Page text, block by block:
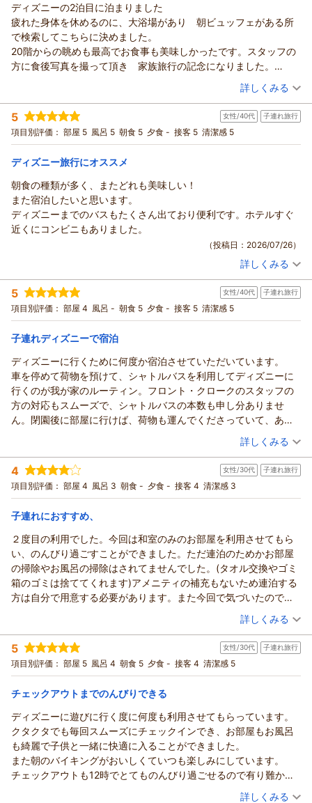
またのご利用をスタッフ一同､心よりお待ち申し上げておりま
す｡
Thank you very much for staying with us.We are delighted to
hear your compliments regarding our breakfast, the
spaciousness of your room, and the shuttle bus service.
However, we sincerely apologize for failing to meet your
expectations regarding the service provided by our front
We take your feedback seriously and are committed to
improving our service to ensure a more pleasant experience
for our guests.
Thank you for sharing your valuable feedback. We look
forward to welcoming you back in the future.
ディズニーの2泊目に泊まりました
疲れた身体を休めるのに、大浴場があり 朝ビュッフェがある所
で検索してこちらに決めました。
20階からの眺めも最高でお食事も美味しかったです。スタッフの
方に食後写真を撮って頂き 家族旅行の記念になりました。
費用もリーズナブルで また泊まりたいホテルです。（投稿日：2026/07/26）
宿泊時期： 2026年05月宿泊 (家族旅行)
投稿者： あけちゃんさん
宿泊プラン： 【じゃらん限定】じゃらんアワード2024売れた宿大賞！大浴
場1泊無料券付プラン(朝食付き）
その他 朝のみ
宿泊価格帯： 14,001～15,000円(大人一人あたり/税込)
ホテル エミオン 東京ベイからの返信
この度は大切なご家族でのご旅行にホテルエミオン東京ベイを
ご利用いただき、誠にありがとうございます。
ご滞在中はお部屋からの眺望やお食事のにご満足いただけた様
これからも皆さまに心地よくお過ごしいただけるホテルを目指
してまいります。
ぜひまたホテルエミオン東京ベイへお越しくださいませ。スタ
ッフ一同、心よりお待ちしております。
（返信日：2026/08/02）
詳しくみる
5 女性/40代 子連れ旅行
項目別評価： 部屋 5 風呂 5 朝食 5 夕食 - 接客 5 清潔感 5
ディズニー旅行にオススメ
朝食の種類が多く、またどれも美味しい！
また宿泊したいと思います。
ディズニーまでのバスもたくさん出ており便利です。ホテルすぐ
近くにコンビニもありました。
（投稿日：2026/07/26）
投稿者： ようこさん(女性/40代)
宿泊プラン： ナゾを解いてプレゼントをゲットしよう！エミオンオリジナル
ナゾ解きプラン（朝食付き）
トリプル 朝のみ
宿泊価格帯： 9,001～10,000円(大人一人あたり/税込)
この度はホテルエミオン東京ベイをご利用いただき誠にありが
とうございます。
ご滞在中はご満足いただけたとのこと、大変嬉しく思っており
ます。
お書きいただきました通り、当ホテルの朝食は、和洋の定番メ
ニューに加え、旬の食材を取り入れた期間限定メニューなど、
幅広い世代の方にお楽しみいただけるようバリエーション豊か
に取り揃えております。
またのご来館をスタッフ一同心よりお待ちしております。
（返信日：2026/08/02）
詳しくみる
5 女性/40代 子連れ旅行
項目別評価： 部屋 4 風呂 - 朝食 5 夕食 - 接客 5 清潔感 5
子連れディズニーで宿泊
ディズニーに行くために何度か宿泊させていただいています。
車を停めて荷物を預けて、シャトルバスを利用してディズニーに
行くのが我が家のルーティン。フロント・クロークのスタッフの
方の対応もスムーズで、シャトルバスの本数も申し分ありませ
ん。閉園後に部屋に行けば、荷物も運んでくださっていて、あり
部屋は子連れでも十分な広さで、浦安の夜の街並みを見ながらお
風呂に入るのもなかなか良いです。
朝食は見晴らしの良い会場で、美味しくいただき、チェックアウ
トまでゆっくり過ごせました。
うな利用ができなくなってしまうのは残念です...。
（投稿日：2026/07/25）
宿泊時期： 2026年05月宿泊 (子連れ旅行)
投稿者： MAYさん
宿泊プラン： エミオン☆シンプルステイプラン（朝食付き）
朝のみ
宿泊価格帯： 7,001～8,000円(大人一人あたり/税込)
ホテル エミオン 東京ベイからの返信
この度もホテル エミオン 東京ベイをご利用いただき、また心温
まるご感想をお寄せいただき誠にありがとうございます。
ディズニーリゾートへのご旅行の際に、何度も当ホテルをお選
びいただいているとのこと、大変光栄に存じます。
また、フロントスタッフの対応やシャトルバスの運行、お荷物
のお部屋入れサービスにつきましてもお褒めのお言葉をいただ
き、重ねてお礼申し上げます。スタッフにとって大きな励みと
なります。
お部屋の広さや眺望、朝食会場でのひとときもご満足いただけ
たご様子で何よりでございます。
期待に沿えず心苦しく存じます。
いただきましたお声を真摯に受け止め、今後も皆様にご満足い
ただけるサービスをご提供できるよう努めてまいります。
これからも、ご家族皆様が安心してお過ごしいただけるホテル
を目指してまいりますので、東京ディズニーリゾートへお越し
の際は、ぜひまたホテル エミオン 東京ベイをご利用くださいま
詳しくみる
4 女性/30代 子連れ旅行
項目別評価： 部屋 4 風呂 3 朝食 - 夕食 - 接客 4 清潔感 3
子連れにおすすめ、
２度目の利用でした。今回は和室のみのお部屋を利用させてもら
い、のんびり過ごすことができました。ただ連泊のためかお部屋
の掃除やお風呂の掃除はされてませんでした。(タオル交換やゴミ
箱のゴミは捨ててくれます)アメニティの補充もないため連泊する
方は自分で用意する必要があります。また今回で気づいたのです
がヘアーアイロンのレンタルが出来るのでしょうか？その説明な
どはなくどのようにレンタルすればいいのか伝えてくださると助
かります。
洗濯機は現金が使えないためクレジットかキャッシュレス決済の
みに変更になっており使いやすかったです。
（投稿日：2026/07/25）
宿泊時期： 2026年07月宿泊 (子連れ旅行)
投稿者： あーちゃんさん
宿泊プラン： 【60日前まで】早い予約がお得！早期シンプルステイ（素泊ま
り）
和室 食事なし
宿泊価格帯： 13,001～14,000円(大人一人あたり/税込)
ホテル エミオン 東京ベイからの返信
いつもホテルエミオン東京ベイにご宿泊いただき、誠にありが
とうございます。
ご滞在にご満足いただけたご様子を伺い、大変嬉しく存じま
す。
お掃除に関しまして、簡易清掃や清掃不要のマグネットをドア
詳しくみる
5 女性/30代 子連れ旅行
項目別評価： 部屋 5 風呂 4 朝食 5 夕食 - 接客 4 清潔感 5
チェックアウトまでのんびりできる
ディズニーに遊びに行く度に何度も利用させてもらっています。
クタクタでも毎回スムーズにチェックインでき、お部屋もお風呂
も綺麗で子供と一緒に快適に入ることができました。
また朝のバイキングがおいしくていつも楽しみにしています。
チェックアウトも12時でとてものんびり過ごせるので有り難かっ
（投稿日：2026/07/21）
詳しくみる